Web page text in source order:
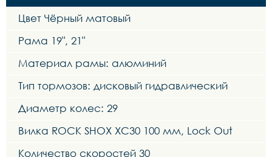
Цвет Чёрный матовый
Рама 19", 21"
Материал рамы: алюминий
Тип тормозов: дисковый гидравлический
Диаметр колес: 29
Вилка ROCK SHOX XC30 100 мм, Lock Out
Количество скоростей 30